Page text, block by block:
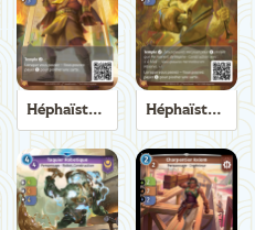
Héphaïstos, Dieu de la Forge Héphaïstos, Dieu de la Forge